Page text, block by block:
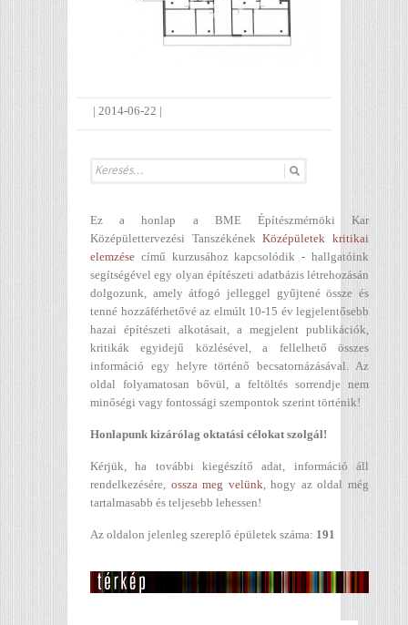
| 2014-06-22 |
Ez a honlap a BME Építészmérnöki Kar
Középülettervezési TanszékénekKözépületek kritikai
elemzése című kurzusához kapcsolódik - hallgatóink
segítségével egy olyan építészeti adatbázis létrehozásán
dolgozunk, amely átfogó jelleggel gyűjtené össze és
tenné hozzáférhetővé az elmúlt 10-15 év legjelentősebb
hazai építészeti alkotásait, a megjelent publikációk,
kritikák egyidejű közlésével, a fellelhető összes
információ egy helyre történő becsatornázásával. Az
oldal folyamatosan bővül, a feltöltés sorrendje nem
minőségi vagy fontossági szempontok szerint történik!
Honlapunk kizárólag oktatási célokat szolgál!
Kérjük, ha további kiegészítő adat, információ áll
rendelkezésére, ossza meg velünk , hogy az oldal még
tartalmasabb és teljesebb lehessen!
Az oldalon jelenleg szereplő épületek száma: 191